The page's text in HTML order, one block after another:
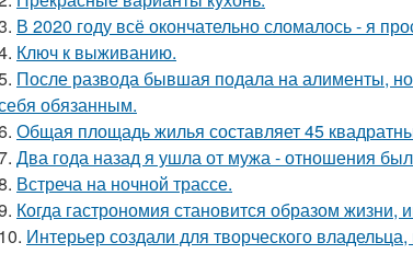
В 2020 году всё окончательно сломалось - я
Ключ к выживанию.
После развода бывшая подала на алименты, но
обязанным.
Общая площадь жилья составляет 45
Два года назад я ушла от мужа - отношения
Встреча на ночной трассе.
Когда гастрономия становится образом жизни,
10. Интерьер создали для творческого